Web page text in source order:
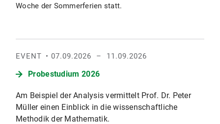
Woche der Sommerferien statt.
EVENT 07.09.2026 – 11.09.2026
Probestudium 2026
Am Beispiel der Analysis vermittelt Prof. Dr. Peter
Müller einen Einblick in die wissenschaftliche
Methodik der Mathematik.